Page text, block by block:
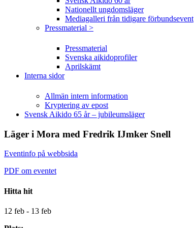
Nationellt ungdomsläger
Mediagalleri från tidigare förbundsevent
Pressmaterial >
Pressmaterial
Svenska aikidoprofiler
Aprilskämt
Interna sidor
Allmän intern information
Kryptering av epost
Svensk Aikido 65 år – jubileumsläger
Läger i Mora med Fredrik IJmker Snell
Eventinfo på webbsida
PDF om eventet
Hitta hit
12 feb - 13 feb